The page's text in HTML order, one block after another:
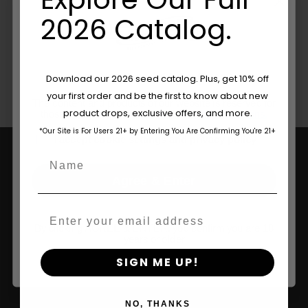
Vérité Sur Le « Cannabis Minceur
», L'énergie Et Les Effets
Votre Source De Confiance Pour Les
Are You Aged 18 Or Over?
The content and products of our website is reserved for
those of legal age.Please see Terms & Conditions.
By clicking AGREE & ENTER, you confirm you are 18
2026 Catalog.
Download our 2026 seed catalog. Plus, get 10% off
your first order and be the first to know about new
product drops, exclusive offers, and more.
*Our Site is For Users 21+ by Entering You Are Confirming You're 21+
SIGN ME UP!
NO, THANKS